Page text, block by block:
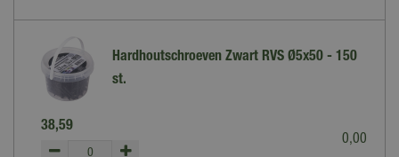
Hardhoutschroeven Zwart RVS Ø5x50 - 150
st.
38,59
0,00